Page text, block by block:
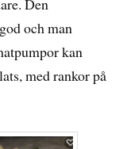
och man
kan
med rankor på